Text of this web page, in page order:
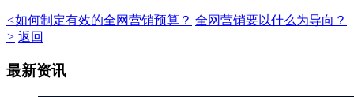
<如何制定有效的全网营销预算？ 全网营销要以什么为导向？
> 返回
最新资讯